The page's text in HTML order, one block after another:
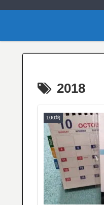
2018
100均